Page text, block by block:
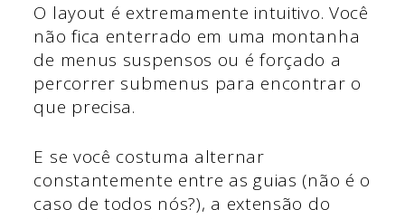
O layout é extremamente intuitivo. Você
não fica enterrado em uma montanha
de menus suspensos ou é forçado a
percorrer submenus para encontrar o
que precisa.
E se você costuma alternar
constantemente entre as guias (não é o
caso de todos nós?), a extensão do